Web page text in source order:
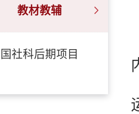
教材教辅
国社科后期项目